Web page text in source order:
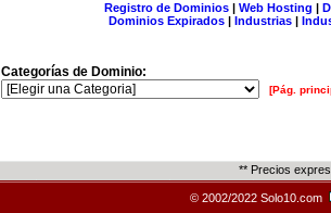
Registro de Dominios| Web Hosting |
Dominios Expirados | Industrias |
Categorías de Dominio:
[Pág.
** Precios
© 2002/2022 Solo10.com